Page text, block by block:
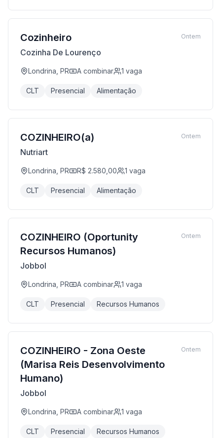
Cozinheiro
Cozinha De Lourenço
Londrina, PR A combinar 1 vaga
CLT Presencial Alimentação
Ontem
COZINHEIRO(a)
Nutriart
Londrina, PR R$ 2.580,00 1 vaga
CLT Presencial Alimentação
Ontem
COZINHEIRO (Oportunity
Recursos Humanos)
Jobbol
Londrina, PR A combinar 1 vaga
CLT Presencial Recursos Humanos
Ontem
COZINHEIRO - Zona Oeste
(Marisa Reis Desenvolvimento
Humano)
Jobbol
Londrina, PR A combinar 1 vaga
CLT Presencial Recursos Humanos
Ontem